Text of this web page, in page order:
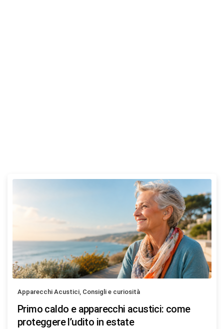
Apparecchi Acustici, Consigli e curiosità
Primo caldo e apparecchi acustici: come
proteggere l’udito in estate